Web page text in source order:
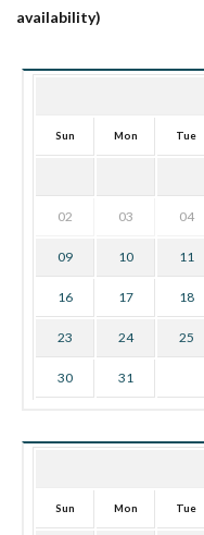
availability)
Sun Mon Tue
02 03 04
09 10 11
16 17 18
23 24 25
30 31
Sun Mon Tue